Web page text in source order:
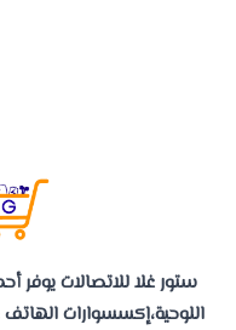
ستور غلا للاتصالات يوفر
اللوحية،إكسسوارات